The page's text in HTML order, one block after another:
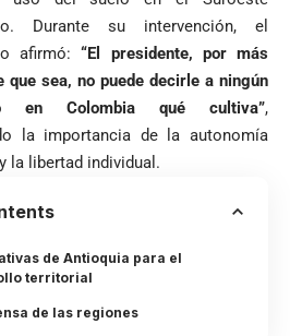
Durante su intervención, el
afirmó:“El presidente, por más
que sea, no puede decirle a ningún
en Colombia qué cultiva”,
la importancia de la autonomía
la libertad individual.
de Antioquia para el
territorial
de las regiones
Fico Gutiérrez
demanda
nombramiento
de Quintero en
Supersalud y
pide
suspensión
inmediata del
Petro
que “no
esperar
Costa de
Marfil
sorprende a
último suspiro
de 700
indígenas,
mestizos
campesinos
académica